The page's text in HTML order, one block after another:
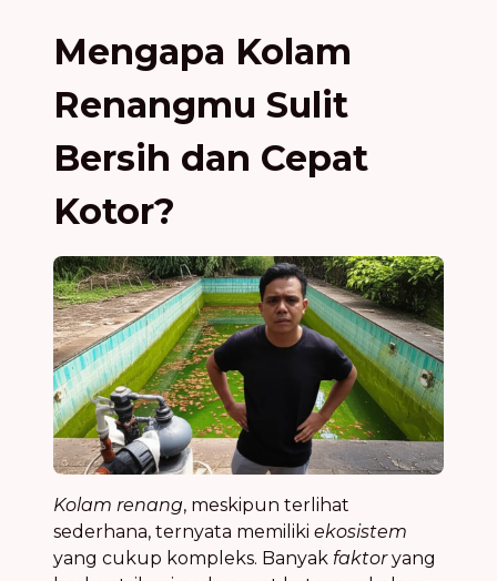
Mengapa Kolam
Renangmu Sulit
Bersih dan Cepat
Kotor?
Kolam renang, meskipun terlihat
sederhana, ternyata memiliki ekosistem
yang cukup kompleks. Banyak faktoryang